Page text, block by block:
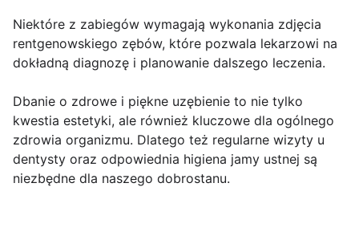
Niektóre z zabiegów wymagają wykonania zdjęcia
rentgenowskiego zębów, które pozwala lekarzowi na
dokładną diagnozę i planowanie dalszego leczenia.
Dbanie o zdrowe i piękne uzębienie to nie tylko
kwestia estetyki, ale również kluczowe dla ogólnego
zdrowia organizmu. Dlatego też regularne wizyty u
dentysty oraz odpowiednia higiena jamy ustnej są
niezbędne dla naszego dobrostanu.